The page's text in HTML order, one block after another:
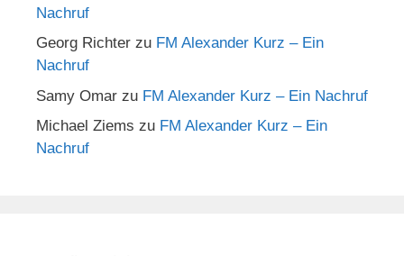
Nachruf
Georg Richter zu FM Alexander Kurz – Ein
Nachruf
Samy Omar zu FM Alexander Kurz – Ein Nachruf
Michael Ziems zu FM Alexander Kurz – Ein
Nachruf